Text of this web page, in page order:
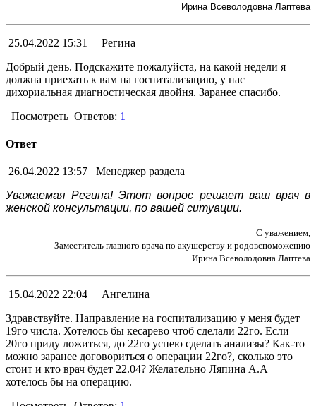
Ирина Всеволодовна Лаптева
25.04.2022 15:31
Регина
Добрый день. Подскажите пожалуйста, на какой недели я
должна приехать к вам на госпитализацию, у нас
дихориальная диагностическая двойня. Заранее спасибо.
Посмотреть Ответов: 1
Ответ
26.04.2022 13:57
Менеджер раздела
Уважаемая Регина! Этот вопрос решает ваш врач в
женской консультации, по вашей ситуации.
С уважением,
Заместитель главного врача по акушерству и родовспоможению
Ирина Всеволодовна Лаптева
15.04.2022 22:04
Ангелина
Здравствуйте. Направление на госпитализацию у меня будет
19го числа. Хотелось бы кесарево чтоб сделали 22го. Если
20го приду ложиться, до 22го успею сделать анализы? Как-то
можно заранее договориться о операции 22го?, сколько это
стоит и кто врач будет 22.04? Желательно Ляпина А.А
хотелось бы на операцию.